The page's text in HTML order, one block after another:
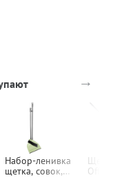
→
Набор-ленивка
щетка, совок,
Щетка